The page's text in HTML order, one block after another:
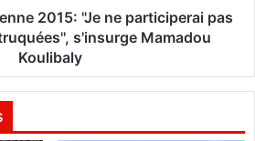
2015: "Je ne participerai pas
s'insurge Mamadou
Koulibaly